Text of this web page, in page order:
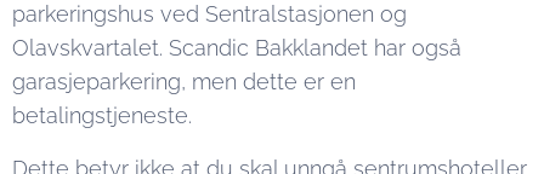
parkeringshus ved Sentralstasjonen og
Olavskvartalet. Scandic Bakklandet har også
garasjeparkering, men dette er en
betalingstjeneste.
Dette betyr ikke at du skal unngå sentrumshoteller